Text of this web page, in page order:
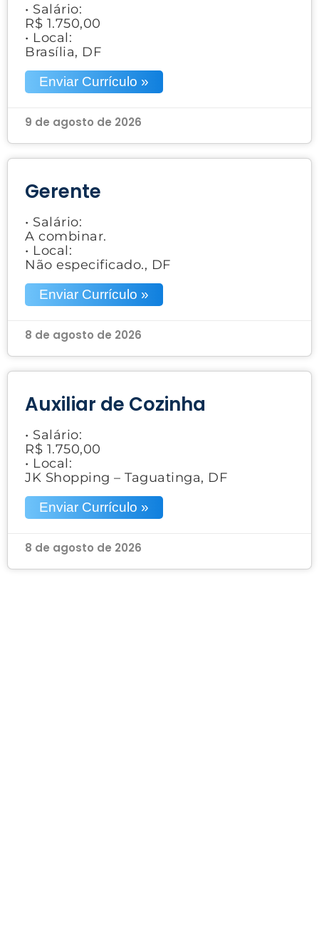
• Salário:
R$ 1.750,00
• Local:
Brasília, DF
Enviar Currículo »
9 de agosto de 2026
Gerente
• Salário:
A combinar.
• Local:
Não especificado., DF
Enviar Currículo »
8 de agosto de 2026
Auxiliar de Cozinha
• Salário:
R$ 1.750,00
• Local:
JK Shopping – Taguatinga, DF
Enviar Currículo »
8 de agosto de 2026